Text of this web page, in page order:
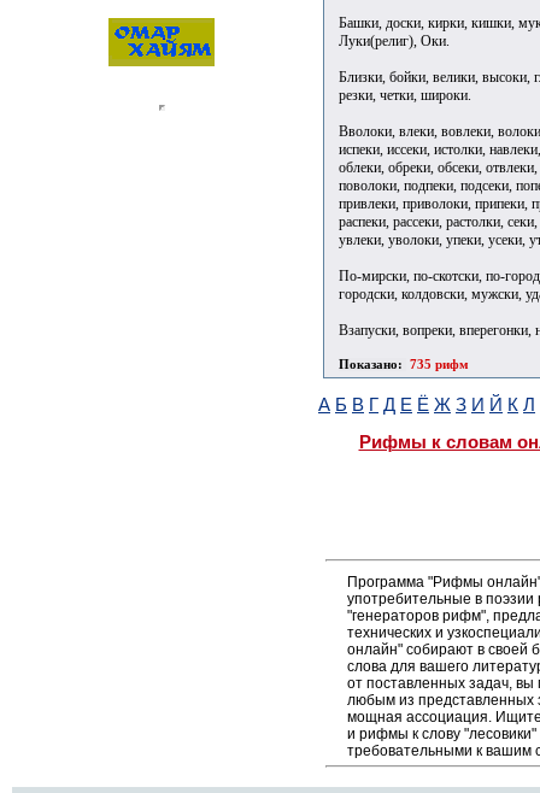
Башки, доски, кирки, кишки,
Луки(религ), Оки.
Близки, бойки, велики, высоки,
резки, четки, широки.
Вволоки, влеки, вовлеки,
испеки, иссеки, истолки,
облеки, обреки, обсеки,
поволоки, подпеки, подсеки,
привлеки, приволоки, припеки,
распеки, рассеки, растолки,
увлеки, уволоки, упеки, усеки,
По-мирски, по-скотски, по-
городски, колдовски, мужски,
Взапуски, вопреки, вперегонки,
Показано: 735 рифм
А Б В Г Д Е Ё Ж З И Й К Л
Рифмы к словам
Программа "Рифмы
употребительные в
"генераторов рифм",
технических и
онлайн" собирают в своей
слова для вашего
от поставленных задач,
любым из
мощная ассоциация. Ищите
и рифмы к слову
требовательными к вашим